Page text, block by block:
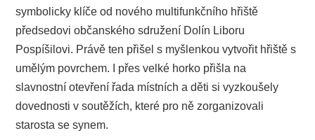
symbolicky klíče od nového multifunkčního hřiště
předsedovi občanského sdružení Dolín Liboru
Pospíšilovi. Právě ten přišel s myšlenkou vytvořit hřiště s
umělým povrchem. I přes velké horko přišla na
slavnostní otevření řada místních a děti si vyzkoušely
dovednosti v soutěžích, které pro ně zorganizovali
starosta se synem.